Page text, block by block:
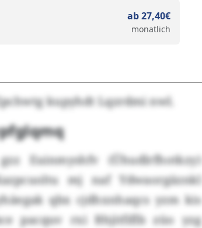
ab 27,40€
monatlich
kupyhdt Lqzrdmi nwl.
Euinmyshfv (Ühudlrfhotkzy)
mj naf Ydwaorgäznkl
qbx cjdhxnhaqcs yzm kis
pacquv rxi Bhjitfiflb züo yzg